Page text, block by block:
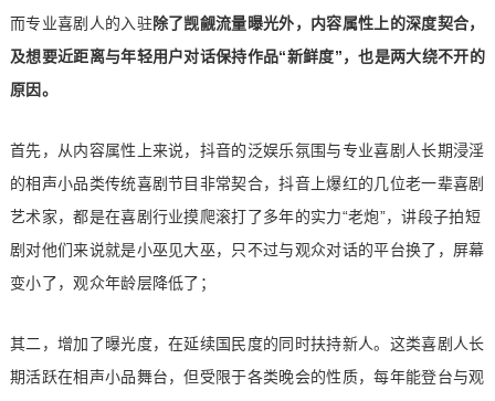
而专业喜剧人的入驻除了觊觎流量曝光外，内容属性上的深度契合，
及想要近距离与年轻用户对话保持作品“新鲜度”，也是两大绕不开的
原因。
首先，从内容属性上来说，抖音的泛娱乐氛围与专业喜剧人长期浸淫
的相声小品类传统喜剧节目非常契合，抖音上爆红的几位老一辈喜剧
艺术家，都是在喜剧行业摸爬滚打了多年的实力“老炮”，讲段子拍短
剧对他们来说就是小巫见大巫，只不过与观众对话的平台换了，屏幕
变小了，观众年龄层降低了；
其二，增加了曝光度，在延续国民度的同时扶持新人。这类喜剧人长
期活跃在相声小品舞台，但受限于各类晚会的性质，每年能登台与观